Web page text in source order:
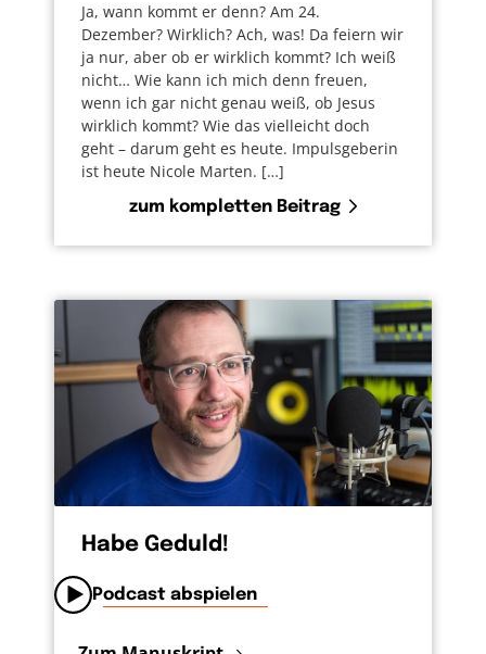
Ja, wann kommt er denn? Am 24.
Dezember? Wirklich? Ach, was! Da feiern wir
ja nur, aber ob er wirklich kommt? Ich weiß
nicht… Wie kann ich mich denn freuen,
wenn ich gar nicht genau weiß, ob Jesus
wirklich kommt? Wie das vielleicht doch
geht – darum geht es heute. Impulsgeberin
ist heute Nicole Marten. […]
zum kompletten Beitrag
Habe Geduld!
Podcast abspielen